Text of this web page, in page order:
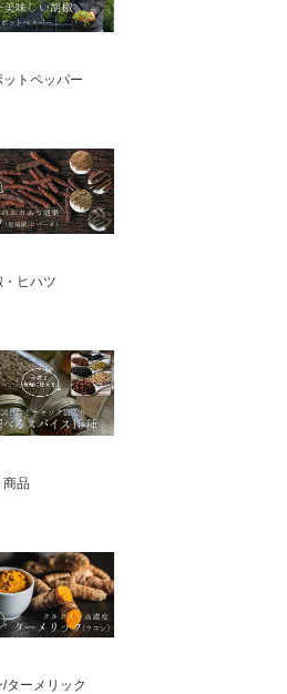
ットペッパー
ヒハツ
商品
/ターメリック